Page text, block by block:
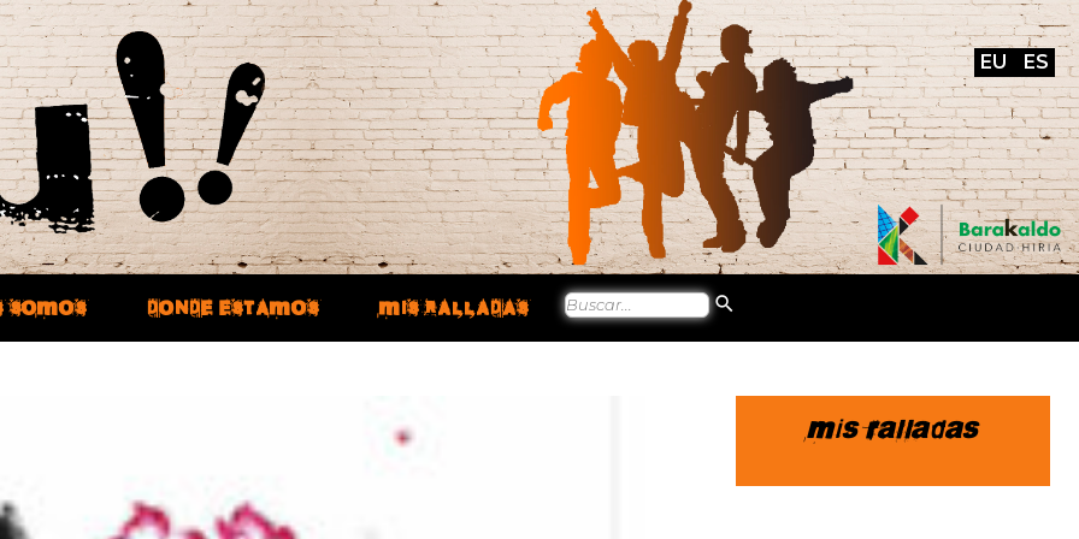
EU ES
SOMOS DONDE ESTAMOS MIS RALLADAS
Mis ralladas